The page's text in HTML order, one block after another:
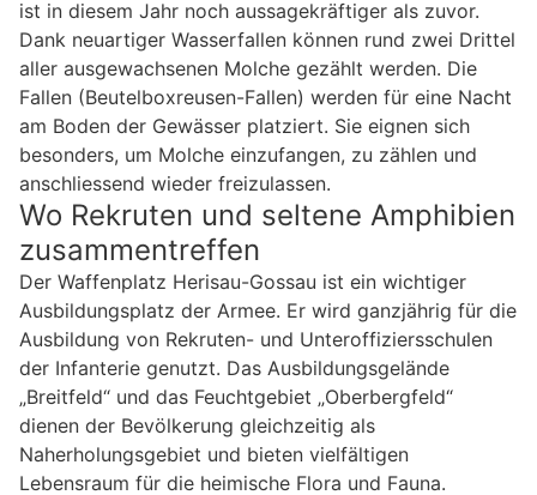
ist in diesem Jahr noch aussagekräftiger als zuvor.
Dank neuartiger Wasserfallen können rund zwei Drittel
aller ausgewachsenen Molche gezählt werden. Die
Fallen (Beutelboxreusen-Fallen) werden für eine Nacht
am Boden der Gewässer platziert. Sie eignen sich
besonders, um Molche einzufangen, zu zählen und
anschliessend wieder freizulassen.
Wo Rekruten und seltene Amphibien
zusammentreffen
Der Waffenplatz Herisau-Gossau ist ein wichtiger
Ausbildungsplatz der Armee. Er wird ganzjährig für die
Ausbildung von Rekruten- und Unteroffiziersschulen
der Infanterie genutzt. Das Ausbildungsgelände
„Breitfeld“ und das Feuchtgebiet „Oberbergfeld“
dienen der Bevölkerung gleichzeitig als
Naherholungsgebiet und bieten vielfältigen
Lebensraum für die heimische Flora und Fauna.